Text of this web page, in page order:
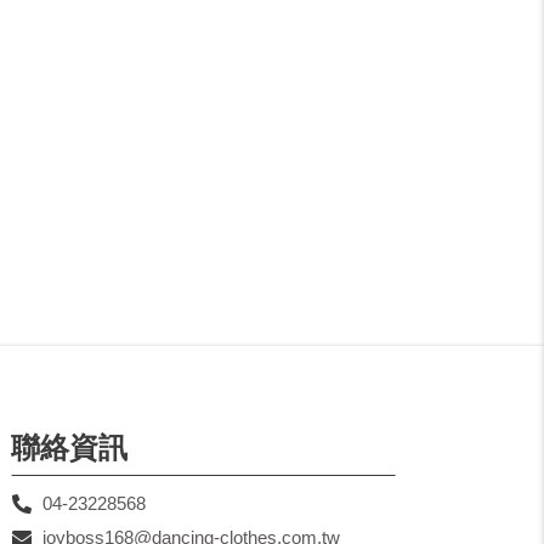
聯絡資訊
04-23228568
joyboss168@dancing-clothes.com.tw